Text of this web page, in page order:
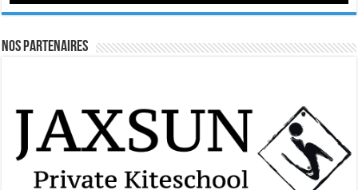
Nos Partenaires